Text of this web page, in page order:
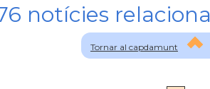
Tornar al capdamunt
notícies